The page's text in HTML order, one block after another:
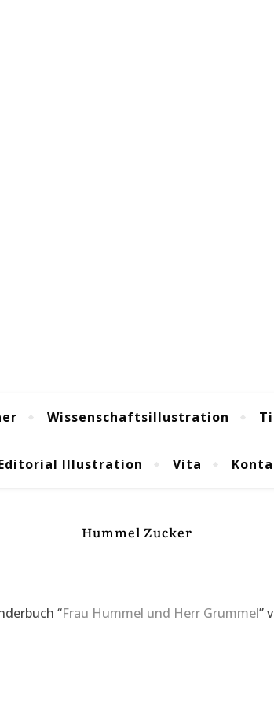
Wissenschaftsillustration
Illustration Vita
Hummel Zucker
“Frau Hummel und Herr Grummel”